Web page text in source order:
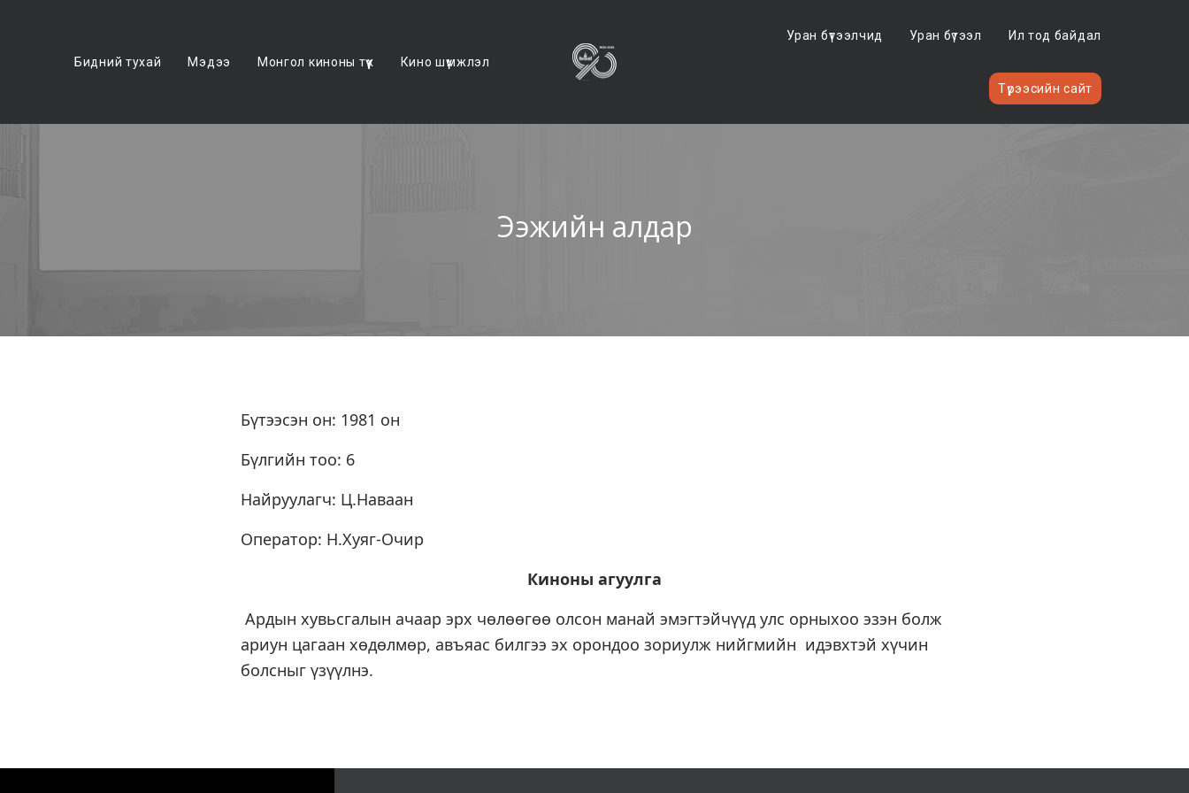
Бидний тухай Мэдээ Монгол киноны түүх Кино шүүмжлэл
Уран бүтээлчид Уран бүтээл Ил тод байдал
Түрээсийн сайт
Ээжийн алдар
Бүтээсэн он: 1981 он
Бүлгийн тоо: 6
Найруулагч: Ц.Наваан
Оператор: Н.Хуяг-Очир
Киноны агуулга
Ардын хувьсгалын ачаар эрх чөлөөгөө олсон манай эмэгтэйчүүд улс орныхоо эзэн болж
ариун цагаан хөдөлмөр, авъяас билгээ эх орондоо зориулж нийгмийн идэвхтэй хүчин
болсныг үзүүлнэ.